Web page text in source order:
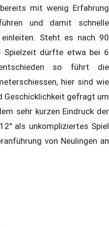
mit wenig Erfahrung
und damit schnelle
Steht es nach 90
Spielzeit dürfte etwa bei 6
so führt die
hier sind wie
Geschicklichkeit gefragt um
sehr kurzen Eindruck der
als unkompliziertes Spiel
von Neulingen an